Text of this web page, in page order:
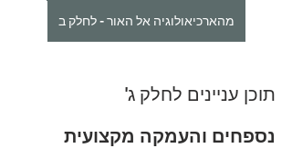
מהארכיאולוגיה אל האור - לחלק ב
תוכן עניינים לחלק ג'
נספחים והעמקה מקצועית